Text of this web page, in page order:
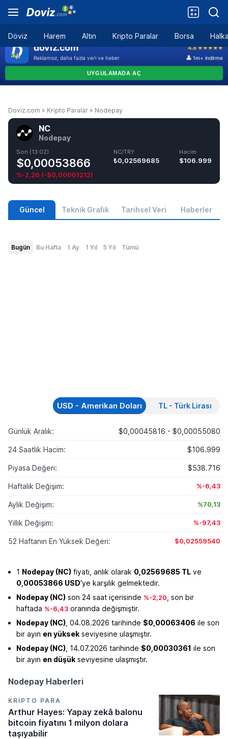
Döviz Harem Altın Kripto Paralar Borsa
Doviz.com » Kripto Paralar » Nodepay
NC
Nodepay
Son (13:02)
$0,00053866
%-2,20 (-$0,00001212)
NC/TRY
₺0,02569685
Hacim
$106.999
Güncel Teknik Grafik Tarihsel Veri Haberler
Bugün Bu Hafta 1 Ay 1 Yıl 5 Yıl Tümü
USD - Amerikan Doları TL - Türk Lirası
Günlük Aralık: $0,00045816 - $0,00055080
24 Saatlik Hacim: $106.999
Piyasa Değeri: $538.716
Haftalık Değişim: %-6,43
Aylık Değişim: %70,13
Yıllık Değişim: %-97,43
52 Haftanın En Yüksek Değeri: $0,02559540
1 Nodepay (NC) fiyatı, anlık olarak 0,02569685 TL ve
0,00053866 USD'ye karşılık gelmektedir.
Nodepay (NC) son 24 saat içerisinde %-2,20 , son bir
haftada %-6,43 oranında değişmiştir.
Nodepay (NC) , 04.08.2026 tarihinde $0,00063406 ile son
bir ayın en yüksek seviyesine ulaşmıştır.
Nodepay (NC) , 14.07.2026 tarihinde $0,00030361 ile son
bir ayın en düşük seviyesine ulaşmıştır.
Nodepay Haberleri
KRIPTO PARA
Arthur Hayes: Yapay zekâ balonu
bitcoin fiyatını 1 milyon dolara
taşıyabilir